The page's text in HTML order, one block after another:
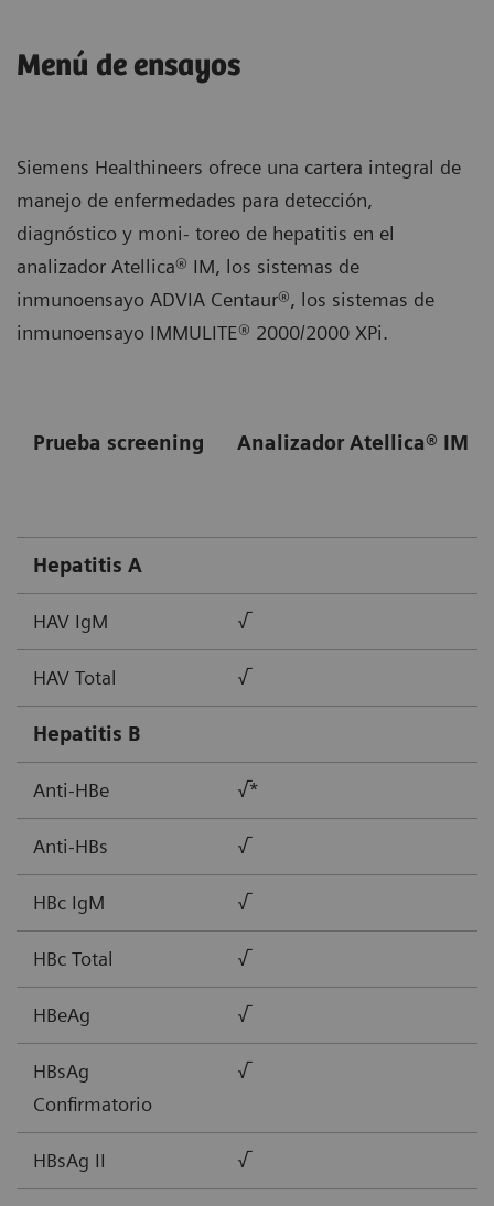
Menú de ensayos
Siemens Healthineers ofrece una cartera integral de
manejo de enfermedades para detección,
diagnóstico y moni- toreo de hepatitis en el
analizador Atellica® IM, los sistemas de
inmunoensayo ADVIA Centaur®, los sistemas de
inmunoensayo IMMULITE® 2000/2000 XPi.
Prueba screening Analizador Atellica® IM
Hepatitis A
HAV IgM √
HAV Total √
Hepatitis B
Anti-HBe √*
Anti-HBs √
HBc IgM √
HBc Total √
HBeAg √
HBsAg
Confirmatorio
√
HBsAg II √